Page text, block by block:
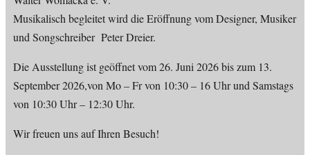
Musikalisch begleitet wird die Eröffnung vom Designer, Musiker
und Songschreiber Peter Dreier.
Die Ausstellung ist geöffnet vom 26. Juni 2026 bis zum 13.
September 2026,von Mo – Fr von 10:30 – 16 Uhr und Samstags
von 10:30 Uhr – 12:30 Uhr.
Wir freuen uns auf Ihren Besuch!